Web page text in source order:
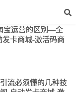
宝运营的区别—全
发卡商城-激活码商
流必须懂的几种技